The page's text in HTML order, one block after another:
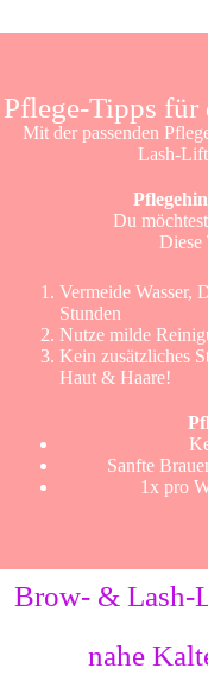
Pflege-Tipps
Mit der passenden
Lash-
Du
Diese
Vermeide Wasser,
Stunden
Nutze milde
Kein zusätzliches
Haut & Haare!
Sanfte
1x pro
Brow- & Lash-
nahe